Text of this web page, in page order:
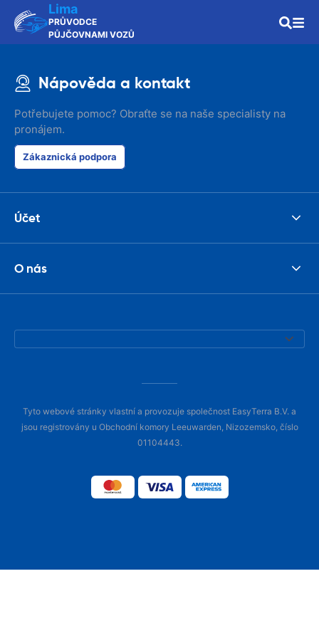
Lima
PRŮVODCE
PŮJČOVNAMI VOZŮ
Nápověda a kontakt
Potřebujete pomoc? Obraťte se na naše specialisty na
pronájem.
Zákaznická podpora
Účet
O nás
Tyto webové stránky vlastní a provozuje společnost EasyTerra B.V. a
jsou registrovány u Obchodní komory Leeuwarden, Nizozemsko, číslo
01104443.